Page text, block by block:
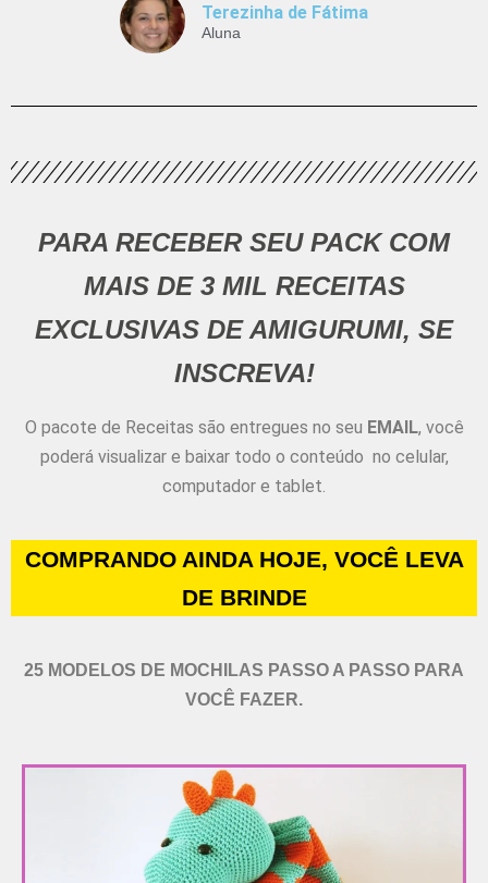
Terezinha de Fátima
Aluna
PARA RECEBER SEU PACK COM
MAIS DE 3 MIL RECEITAS
EXCLUSIVAS DE AMIGURUMI, SE
INSCREVA!
O pacote de Receitas são entregues no seu EMAIL, você
poderá visualizar e baixar todo o conteúdo no celular,
computador e tablet.
COMPRANDO AINDA HOJE, VOCÊ LEVA
DE BRINDE
25 MODELOS DE MOCHILAS PASSO A PASSO PARA
VOCÊ FAZER.